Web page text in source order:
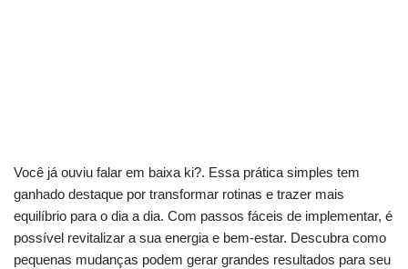
Você já ouviu falar em baixa ki?. Essa prática simples tem
ganhado destaque por transformar rotinas e trazer mais
equilíbrio para o dia a dia. Com passos fáceis de implementar, é
possível revitalizar a sua energia e bem-estar. Descubra como
pequenas mudanças podem gerar grandes resultados para seu